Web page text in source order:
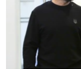
Русский
Українською
QOŞULIÑIZ!